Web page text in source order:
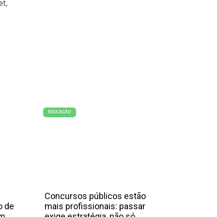
de
EDUCAÇÃO
Concursos públicos estão
mais profissionais: passar